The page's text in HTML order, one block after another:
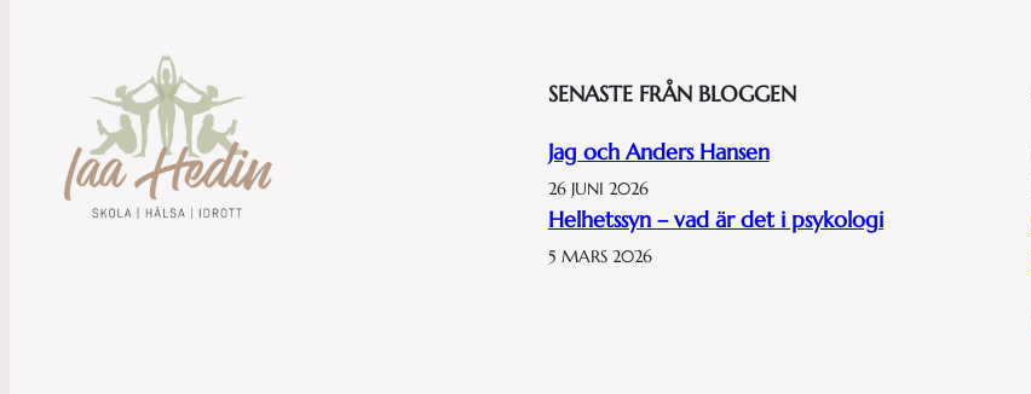
SENASTE FRÅN BLOGGEN
Jag och Anders Hansen
26 JUNI 2026
Helhetssyn – vad är det i psykologi
5 MARS 2026